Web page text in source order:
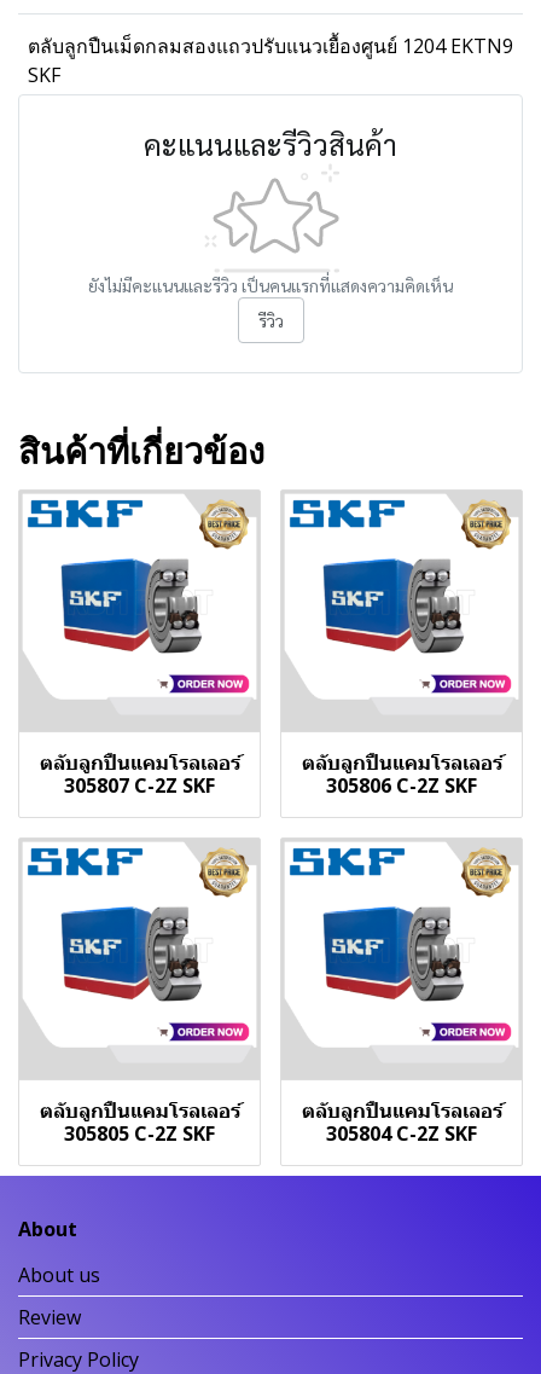
ตลับลูกปืนเม็ดกลมสองแถวปรับแนวเยื้องศูนย์ 1204 EKTN9
SKF
คะแนนและรีวิวสินค้า
ยังไม่มีคะแนนและรีวิว เป็นคนแรกที่แสดงความคิดเห็น
รีวิว
สินค้าที่เกี่ยวข้อง
ตลับลูกปืนแคมโรลเลอร์
305807 C-2Z SKF
ตลับลูกปืนแคมโรลเลอร์
305806 C-2Z SKF
ตลับลูกปืนแคมโรลเลอร์
305805 C-2Z SKF
ตลับลูกปืนแคมโรลเลอร์
305804 C-2Z SKF
About
About us
Review
Privacy Policy